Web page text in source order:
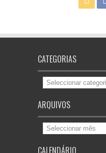
CATEGORIAS
Categorias
ARQUIVOS
Arquivos
CALENDÁRIO